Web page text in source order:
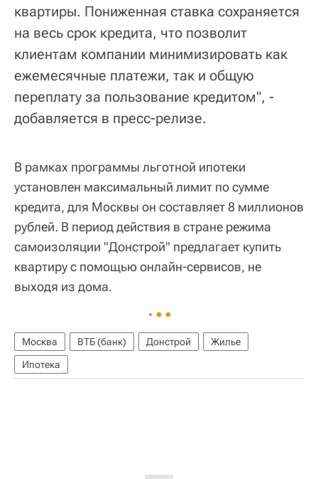
квартиры. Пониженная ставка сохраняется
на весь срок кредита, что позволит
клиентам компании минимизировать как
ежемесячные платежи, так и общую
переплату за пользование кредитом", -
добавляется в пресс-релизе.
В рамках программы льготной ипотеки
установлен максимальный лимит по сумме
кредита, для Москвы он составляет 8 миллионов
рублей. В период действия в стране режима
самоизоляции "Донстрой" предлагает купить
квартиру с помощью онлайн-сервисов, не
выходя из дома.
Москва ВТБ (банк) Донстрой
Жилье
Ипотека